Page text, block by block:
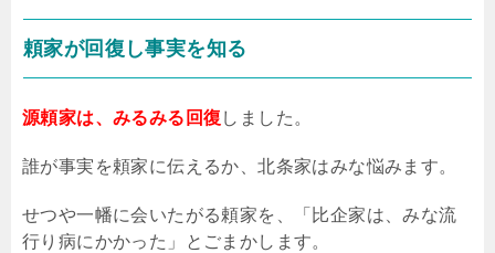
頼家が回復し事実を知る
源頼家は、みるみる回復 しました。
誰が事実を頼家に伝えるか、北条家はみな悩みます。
せつや一幡に会いたがる頼家を、「比企家は、みな流
行り病にかかった」とごまかします。